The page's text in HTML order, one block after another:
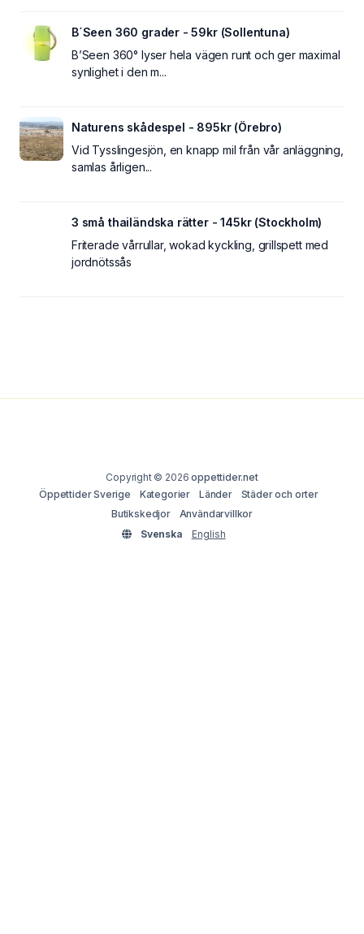
B´Seen 360 grader - 59kr (Sollentuna)
B’Seen 360° lyser hela vägen runt och ger maximal
synlighet i den m...
Naturens skådespel - 895kr (Örebro)
Vid Tysslingesjön, en knapp mil från vår anläggning,
samlas årligen...
3 små thailändska rätter - 145kr (Stockholm)
Friterade vårrullar, wokad kyckling, grillspett med
jordnötssås
Copyright © 2026oppettider.net
Öppettider Sverige
Kategorier Länder
Städer och orter
Butikskedjor
Användarvillkor
Svenska
English